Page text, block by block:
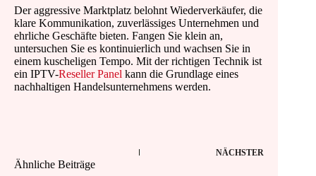
Der aggressive Marktplatz belohnt Wiederverkäufer, die
klare Kommunikation, zuverlässiges Unternehmen und
ehrliche Geschäfte bieten. Fangen Sie klein an,
untersuchen Sie es kontinuierlich und wachsen Sie in
einem kuscheligen Tempo. Mit der richtigen Technik ist
ein IPTV-Reseller Panel kann die Grundlage eines
nachhaltigen Handelsunternehmens werden.
NÄCHSTER
Ähnliche Beiträge